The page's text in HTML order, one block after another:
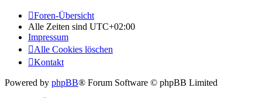
Foren-Übersicht
Alle Zeiten sind UTC+02:00
Impressum
Alle Cookies löschen
Kontakt
Powered by phpBB® Forum Software © phpBB Limited